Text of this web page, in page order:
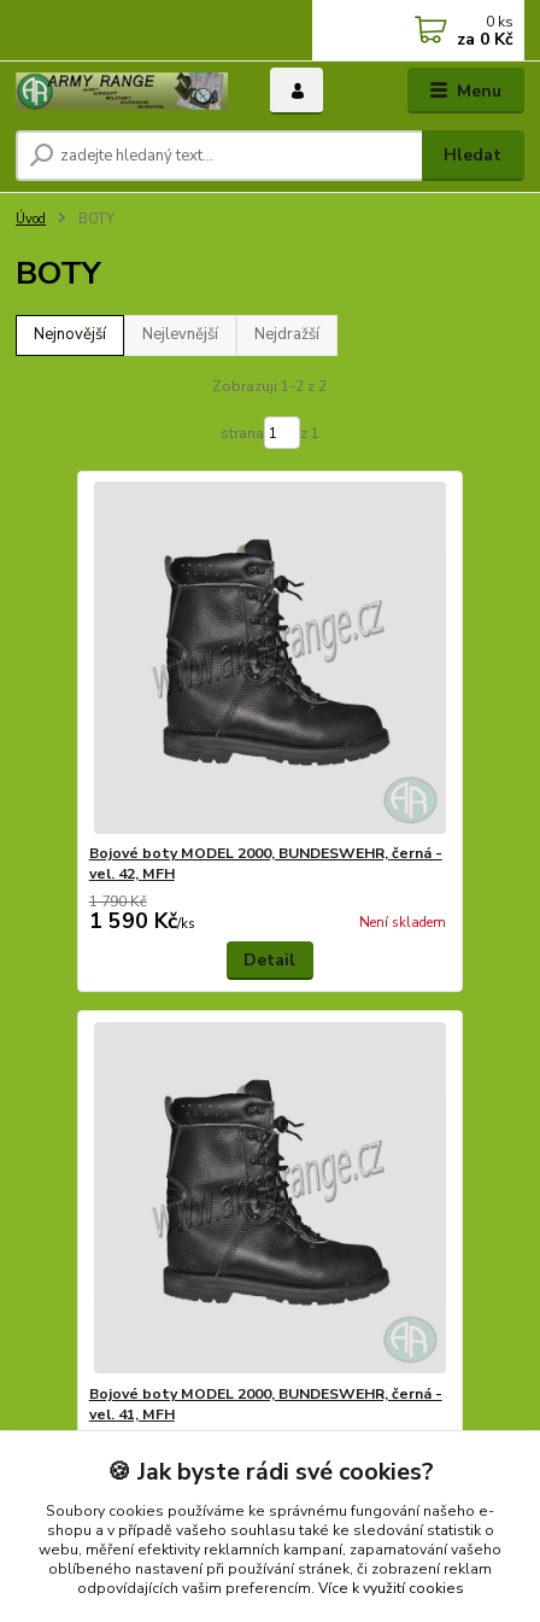
Menu
Hledat
0 ks
za 0 Kč
Úvod BOTY
BOTY
Nejnovější Nejlevnější Nejdražší
Zobrazuji 1-2 z 2
strana z 1
Bojové boty MODEL 2000, BUNDESWEHR, černá -
vel. 42, MFH
1 790 Kč
1 590 Kč/ks Není skladem
Detail
Bojové boty MODEL 2000, BUNDESWEHR, černá -
vel. 41, MFH
1 590 Kč /ks Skladem
Přidat do košíku
strana z 1
🍪 Jak byste rádi své cookies?
Soubory cookies používáme ke správnému fungování našeho e-
shopu a v případě vašeho souhlasu také ke sledování statistik o
webu, měření efektivity reklamních kampaní, zapamatování vašeho
oblíbeného nastavení při používání stránek, či zobrazení reklam
odpovídajících vašim preferencím. Více k využití cookies